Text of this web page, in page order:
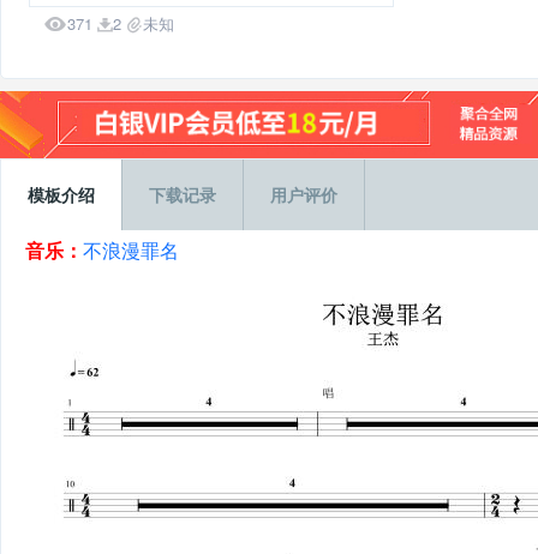
371 2 未知
模板介绍 下载记录 用户评价
音乐： 不浪漫罪名